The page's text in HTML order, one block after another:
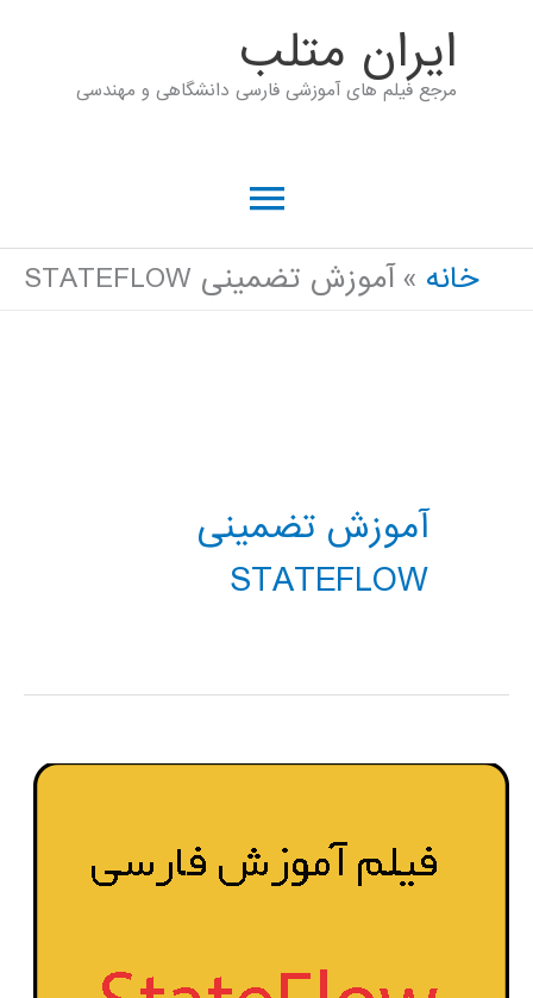
ايران متلب
مرجع فیلم های آموزشی فارسی دانشگاهی و مهندسی
فهرست
اصلی
خانه آموزش تضمینی STATEFLOW
آموزش تضمینی
STATEFLOW